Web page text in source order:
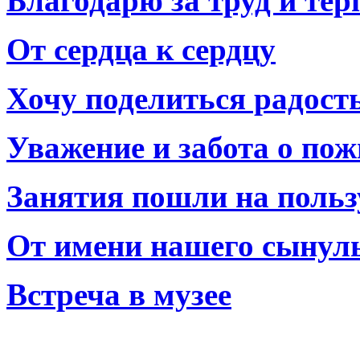
От сердца к сердцу
Хочу поделиться
Уважение и забота о
Занятия пошли на
От имени нашего
Встреча в музее